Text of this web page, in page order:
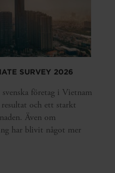
SURVEY 2026
företag i Vietnam
och ett starkt
Även om
har blivit något mer